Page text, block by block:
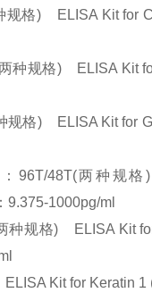
格) ELISA Kit for
种规格) ELISA Kit
规格) ELISA Kit for
48T(两种规格
9.375-1000pg/ml
规格) ELISA Kit
ml
Kit for Keratin